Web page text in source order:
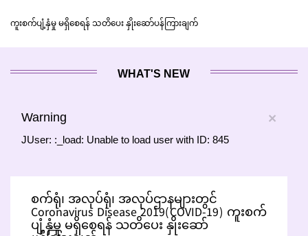
ကူးစက်ပျံ့နှံမှု မရှိစေရန် သတိပေး နှိုးဆော်ပန်ကြားချက်
WHAT'S NEW
×
Warning
JUser: :_load: Unable to load user with ID: 845
စက်ရုံ၊ အလုပ်ရုံ၊ အလုပ်ဌာနများတွင်
Coronavirus Disease 2019(COVID-19) ကူးစက်
ပျံ့နှံမှု မရှိစေရန် သတိပေး နှိုးဆော်